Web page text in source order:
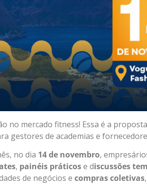
no mercado fitness! Essa é a
gestores de academias e
no dia 14 de novembro,
, painéis práticose discussões
de negócios e compras coletivas